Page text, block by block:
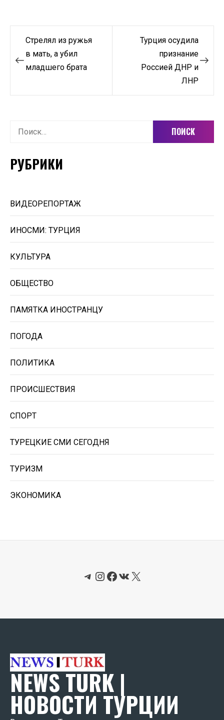
Навигация
по
записям
Стрелял из ружья
в мать, а убил
младшего брата
Турция осудила
признание
Россией ДНР и
ЛНР
Найти:
РУБРИКИ
ВИДЕОРЕПОРТАЖ
ИНОСМИ: ТУРЦИЯ
КУЛЬТУРА
ОБЩЕСТВО
ПАМЯТКА ИНОСТРАНЦУ
ПОГОДА
ПОЛИТИКА
ПРОИСШЕСТВИЯ
СПОРТ
ТУРЕЦКИЕ СМИ СЕГОДНЯ
ТУРИЗМ
ЭКОНОМИКА
Telegram
Instagram
Facebook
ВКонтакте
X
NEWS TURK |
НОВОСТИ ТУРЦИИ